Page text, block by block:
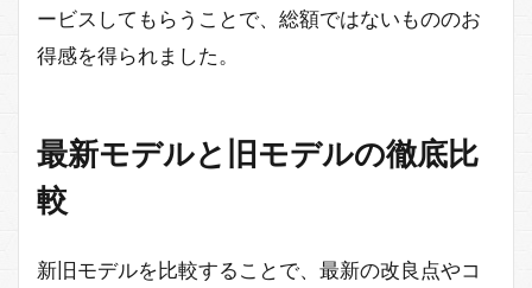
ービスしてもらうことで、総額ではないもののお
得感を得られました。
最新モデルと旧モデルの徹底比
較
新旧モデルを比較することで、最新の改良点やコ